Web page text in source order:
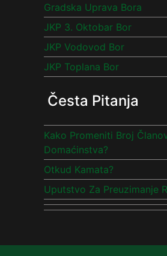
Gradska Uprava Bora
JKP 3. Oktobar Bor
JKP Vodovod Bor
JKP Toplana Bor
Česta Pitanja
Kako Promeniti Broj
Domaćinstva?
Otkud Kamata?
Uputstvo Za Preuzimanje